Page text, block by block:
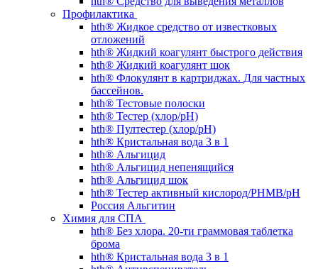
Профилактика
hth® Жидкое средство от известковых
отложений
hth® Жидкий коагулянт быстрого действия
hth® Жидкий коагулянт шок
hth® Флокулянт в картриджах. Для частных
бассейнов.
hth® Тестовые полоски
hth® Тестер (хлор/pH)
hth® Пултестер (хлор/pH)
hth® Кристальная вода 3 в 1
hth® Альгицид
hth® Альгицид непенящийся
hth® Альгицид шок
hth® Тестер активный кислород/PHMB/pH
Россия Альгитин
Химия для СПА
hth® Без хлора. 20-ти граммовая таблетка
брома
hth® Кристальная вода 3 в 1